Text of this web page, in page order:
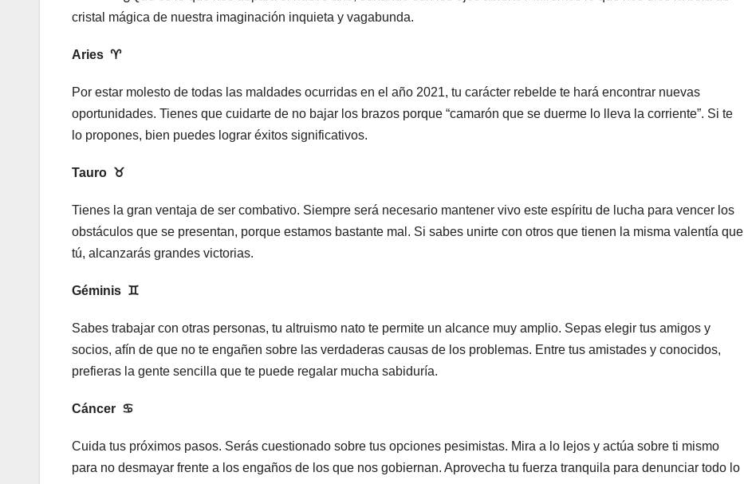
cristal mágica de nuestra imaginación inquieta y vagabunda.
Aries ♈︎
Por estar molesto de todas las maldades ocurridas en el año 2021, tu carácter rebelde te hará encontrar nuevas
oportunidades. Tienes que cuidarte de no bajar los brazos porque “camarón que se duerme lo lleva la corriente”. Si te
lo propones, bien puedes lograr éxitos significativos.
Tauro ♉︎
Tienes la gran ventaja de ser combativo. Siempre será necesario mantener vivo este espíritu de lucha para vencer los
obstáculos que se presentan, porque estamos bastante mal. Si sabes unirte con otros que tienen la misma valentía que
tú, alcanzarás grandes victorias.
Géminis ♊︎
Sabes trabajar con otras personas, tu altruismo nato te permite un alcance muy amplio. Sepas elegir tus amigos y
socios, afín de que no te engañen sobre las verdaderas causas de los problemas. Entre tus amistades y conocidos,
prefieras la gente sencilla que te puede regalar mucha sabiduría.
Cáncer ♋︎
Cuida tus próximos pasos. Serás cuestionado sobre tus opciones pesimistas. Mira a lo lejos y actúa sobre ti mismo
para no desmayar frente a los engaños de los que nos gobiernan. Aprovecha tu fuerza tranquila para denunciar todo lo